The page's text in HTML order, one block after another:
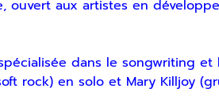
ouvert aux artistes en
dans le songwriting et
rock) en solo et Mary Killjoy